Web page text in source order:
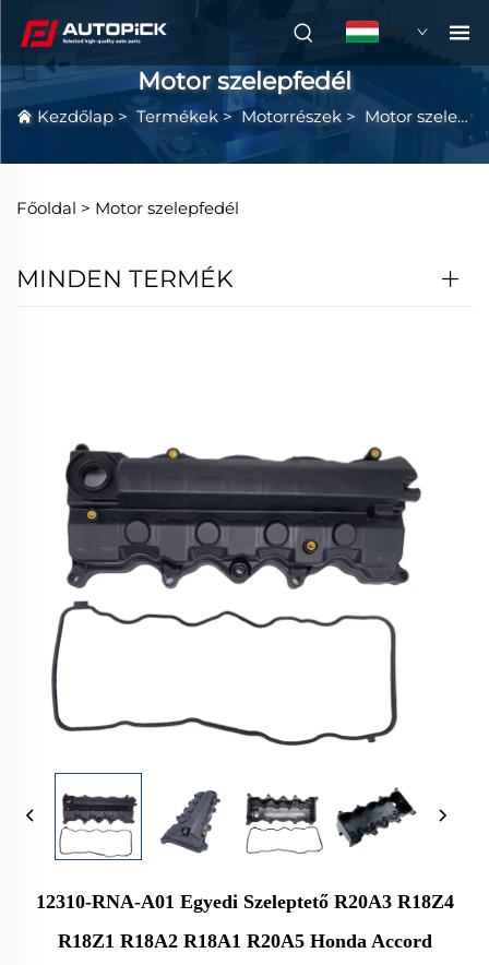
HU
Motor szelepfedél
Kezdőlap > Termékek >Motorrészek > Motor szelepfedél
Főoldal > Motor szelepfedél
MINDEN TERMÉK
12310-RNA-A01 Egyedi Szeleptető R20A3 R18Z4
R18Z1 R18A2 R18A1 R20A5 Honda Accord